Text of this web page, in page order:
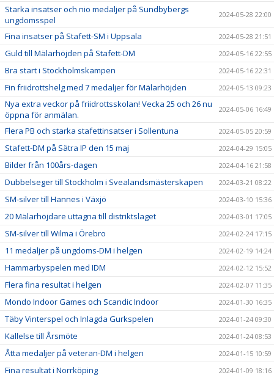
Starka insatser och nio medaljer på Sundbybergs
ungdomsspel
2024-05-28 22:00
Fina insatser på Stafett-SM i Uppsala 2024-05-28 21:51
Guld till Mälarhöjden på Stafett-DM 2024-05-16 22:55
Bra start i Stockholmskampen 2024-05-16 22:31
Fin friidrottshelg med 7 medaljer för Mälarhöjden 2024-05-13 09:23
Nya extra veckor på friidrottsskolan! Vecka 25 och 26 nu
öppna för anmälan.
2024-05-06 16:49
Flera PB och starka stafettinsatser i Sollentuna 2024-05-05 20:59
Stafett-DM på Sätra IP den 15 maj 2024-04-29 15:05
Bilder från 100års-dagen 2024-04-16 21:58
Dubbelseger till Stockholm i Svealandsmästerskapen 2024-03-21 08:22
SM-silver till Hannes i Växjö 2024-03-10 15:36
20 Mälarhöjdare uttagna till distriktslaget 2024-03-01 17:05
SM-silver till Wilma i Örebro 2024-02-24 17:15
11 medaljer på ungdoms-DM i helgen 2024-02-19 14:24
Hammarbyspelen med IDM 2024-02-12 15:52
Flera fina resultat i helgen 2024-02-07 11:35
Mondo Indoor Games och Scandic Indoor 2024-01-30 16:35
Täby Vinterspel och Inlagda Gurkspelen 2024-01-24 09:30
Kallelse till Årsmöte 2024-01-24 08:53
Åtta medaljer på veteran-DM i helgen 2024-01-15 10:59
Fina resultat i Norrköping 2024-01-09 18:16